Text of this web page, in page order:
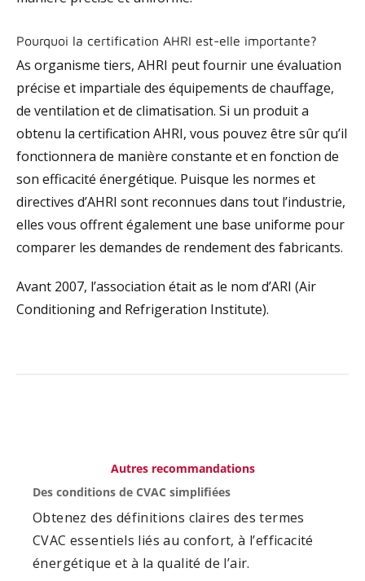
Pourquoi la certification AHRI est-elle importante?
As organisme tiers, AHRI peut fournir une évaluation
précise et impartiale des équipements de chauffage,
de ventilation et de climatisation. Si un produit a
obtenu la certification AHRI, vous pouvez être sûr qu’il
fonctionnera de manière constante et en fonction de
son efficacité énergétique. Puisque les normes et
directives d’AHRI sont reconnues dans tout l’industrie,
elles vous offrent également une base uniforme pour
comparer les demandes de rendement des fabricants.
Avant 2007, l’association était as le nom d’ARI (Air
Conditioning and Refrigeration Institute).
Autres recommandations
Des conditions de CVAC simplifiées
Obtenez des définitions claires des termes
CVAC essentiels liés au confort, à l’efficacité
énergétique et à la qualité de l’air.